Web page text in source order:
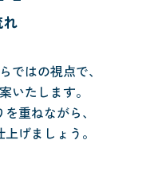
ではの視点で、
いたします。
重ねながら、
げましょう。